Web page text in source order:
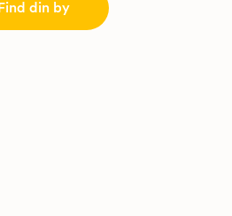
Find din by